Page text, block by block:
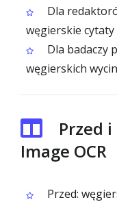
Dla
węgierskie
Dla badaczy
węgierskich
Przed
Image OCR
Przed: